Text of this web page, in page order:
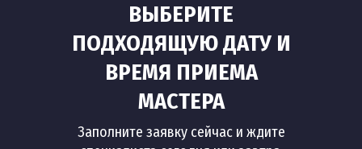
ВЫБЕРИТЕ
ПОДХОДЯЩУЮ ДАТУ И
ВРЕМЯ ПРИЕМА
МАСТЕРА
Заполните заявку сейчас и ждите